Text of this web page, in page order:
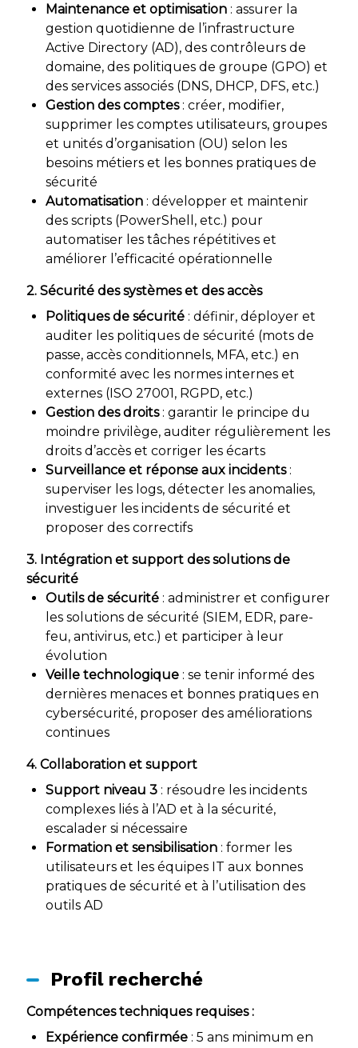
Maintenance et optimisation: assurer la
gestion quotidienne de l’infrastructure
Active Directory (AD), des contrôleurs de
domaine, des politiques de groupe (GPO) et
des services associés (DNS, DHCP, DFS, etc.)
Gestion des comptes: créer, modifier,
supprimer les comptes utilisateurs, groupes
et unités d’organisation (OU) selon les
besoins métiers et les bonnes pratiques de
sécurité
Automatisation: développer et maintenir
des scripts (PowerShell, etc.) pour
automatiser les tâches répétitives et
améliorer l’efficacité opérationnelle
2. Sécurité des systèmes et des accès
Politiques de sécurité: définir, déployer et
auditer les politiques de sécurité (mots de
passe, accès conditionnels, MFA, etc.) en
conformité avec les normes internes et
externes (ISO 27001, RGPD, etc.)
Gestion des droits: garantir le principe du
moindre privilège, auditer régulièrement les
droits d’accès et corriger les écarts
Surveillance et réponse aux incidents:
superviser les logs, détecter les anomalies,
investiguer les incidents de sécurité et
proposer des correctifs
3. Intégration et support des solutions de
sécurité
Outils de sécurité: administrer et configurer
les solutions de sécurité (SIEM, EDR, pare-
feu, antivirus, etc.) et participer à leur
évolution
Veille technologique: se tenir informé des
dernières menaces et bonnes pratiques en
cybersécurité, proposer des améliorations
continues
4. Collaboration et support
Support niveau 3: résoudre les incidents
complexes liés à l’AD et à la sécurité,
escalader si nécessaire
Formation et sensibilisation: former les
utilisateurs et les équipes IT aux bonnes
pratiques de sécurité et à l’utilisation des
outils AD
Profil recherché
Compétences techniques requises :
Expérience confirmée: 5 ans minimum en